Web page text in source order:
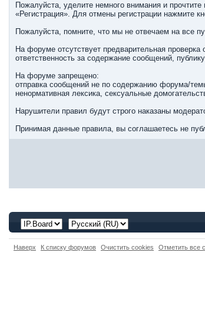
Пожалуйста, уделите немного внимания и
«Регистрация». Для отмены регистрации нажмите
Пожалуйста, помните, что мы не отвечаем на все
На форуме отсутствует предварительная
ответственность за содержание сообщений,
На форуме запрещено:
отправка сообщений не по содержанию форума/
ненормативная лексика, сексуальные
Нарушители правил будут строго наказаны
Принимая данные правила, вы соглашаетесь не
Наверх К списку форумов Очистить cookies Отметить все